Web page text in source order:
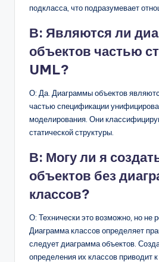
подкласса, что подразумевает
В: Являются ли
объектов частью
UML?
О: Да. Диаграммы объектов
частью спецификации
моделирования. Они
статической структуры.
В: Могу ли я
объектов без
классов?
О: Технически это возможно, но не
Диаграмма классов определяет
следует диаграмма объектов.
определения их классов приводит